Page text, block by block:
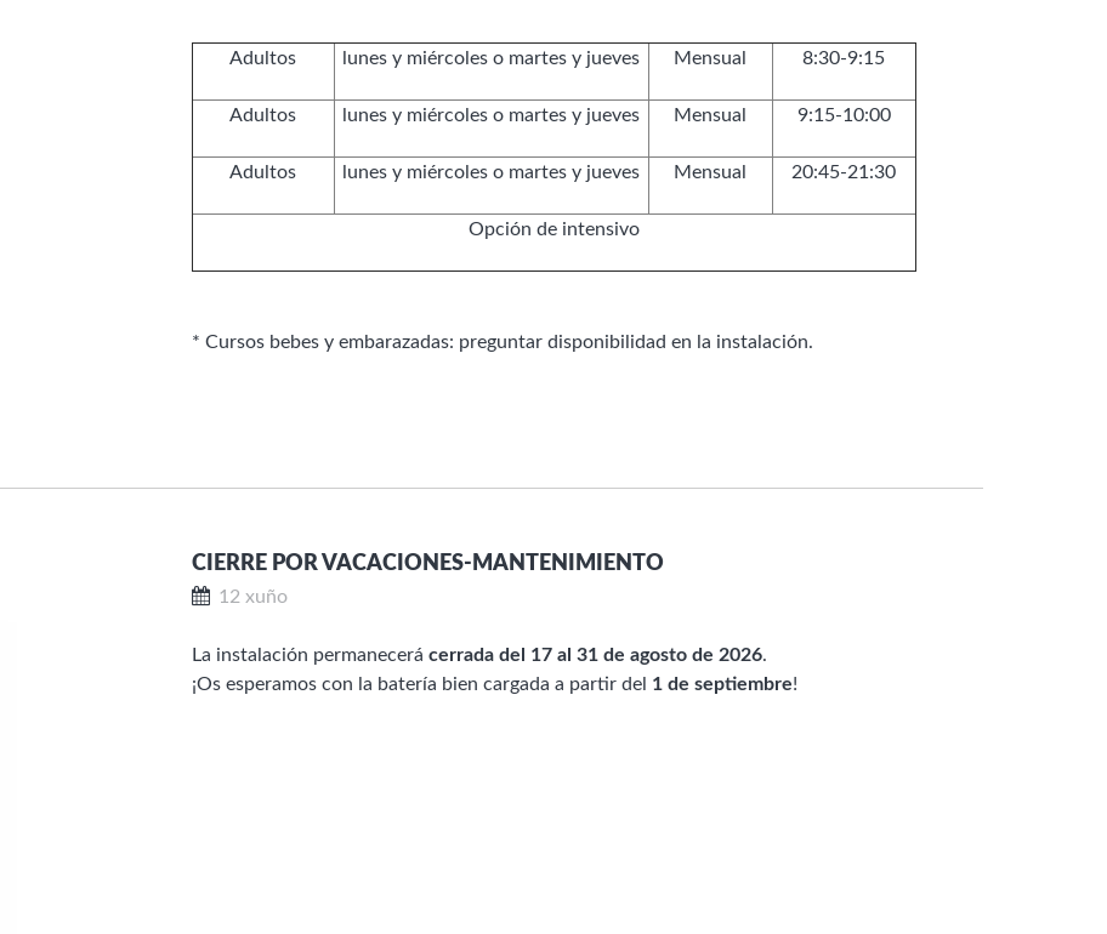
Adultos lunes y miércoles o martes y jueves Mensual 8:30-9:15
Adultos lunes y miércoles o martes y jueves Mensual 9:15-10:00
Adultos lunes y miércoles o martes y jueves Mensual 20:45-21:30
Opción de intensivo
* Cursos bebes y embarazadas: preguntar disponibilidad en la instalación.
CIERRE POR VACACIONES-MANTENIMIENTO
12 xuño
La instalación permanecerá cerrada del 17 al 31 de agosto de 2026.
¡Os esperamos con la batería bien cargada a partir del 1 de septiembre!